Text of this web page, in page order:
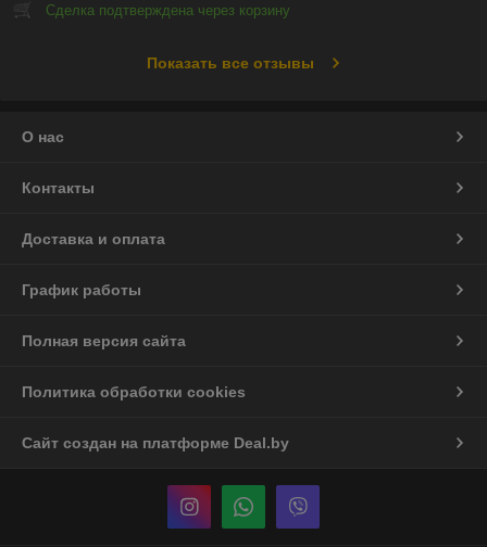
Сделка подтверждена через корзину
Показать все отзывы
О нас
Контакты
Доставка и оплата
График работы
Полная версия сайта
Политика обработки cookies
Сайт создан на платформе Deal.by